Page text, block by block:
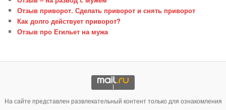
Отзыв приворот. Сделать приворот и снять приворот
Как долго действует приворот?
Отзыв про Егильет на мужа
На сайте представлен развлекательный контент только для ознакомления